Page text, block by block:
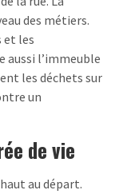
des métiers.
et les
aussi l’immeuble
les déchets sur
un
de vie
au départ.